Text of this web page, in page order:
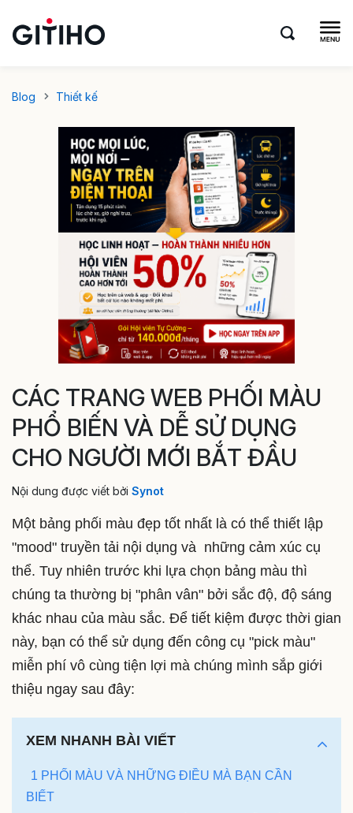
Blog Thiết kế
CÁC TRANG WEB PHỐI MÀU
PHỔ BIẾN VÀ DỄ SỬ DỤNG
CHO NGƯỜI MỚI BẮT ĐẦU
Nội dung được viết bởi Synot
Một bảng phối màu đẹp tốt nhất là có thể thiết lập
"mood" truyền tải nội dụng và những cảm xúc cụ
thể. Tuy nhiên trước khi lựa chọn bảng màu thì
chúng ta thường bị "phân vân" bởi sắc độ, độ sáng
khác nhau của màu sắc. Để tiết kiệm được thời gian
này, bạn có thể sử dụng đến công cụ "pick màu"
miễn phí vô cùng tiện lợi mà chúng mình sắp giới
thiệu ngay sau đây:
XEM NHANH BÀI VIẾT
1 PHỐI MÀU VÀ NHỮNG ĐIỀU MÀ BẠN CẦN
BIẾT